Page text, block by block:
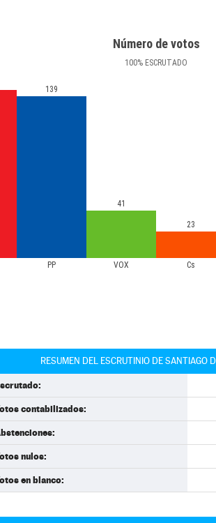
Número de votos
100% ESCRUTADO
PP VOX Cs
139
41
23
RESUMEN DEL ESCRUTINIO DE SANTIAGO
contabilizados:
nulos:
en blanco: